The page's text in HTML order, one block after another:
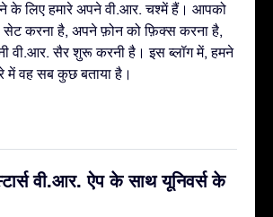
लिए हमारे अपने वी.आर. चश्में हैं। आपको
सेट करना है, अपने फ़ोन को फ़िक्स करना है,
वी.आर. सैर शुरू करनी है। इस ब्लॉग में, हमने
में वह सब कुछ बताया है।
वी.आर. ऐप के साथ यूनिवर्स के